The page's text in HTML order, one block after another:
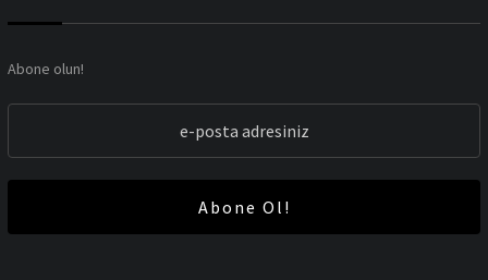
Abone olun!
Abone Ol!